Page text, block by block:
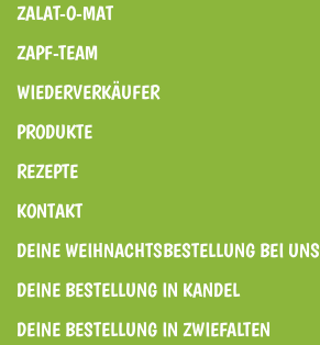
ZALAT-O-MAT
ZAPF-TEAM
WIEDERVERKÄUFER
PRODUKTE
REZEPTE
KONTAKT
DEINE WEIHNACHTSBESTELLUNG BEI UNS
DEINE BESTELLUNG IN KANDEL
DEINE BESTELLUNG IN ZWIEFALTEN